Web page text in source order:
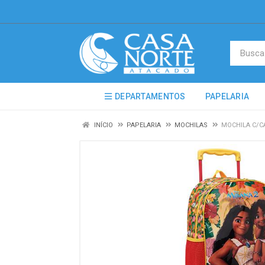
DEPARTAMENTOS PAPELARIA
INÍCIO PAPELARIA MOCHILAS MOCHILA C/